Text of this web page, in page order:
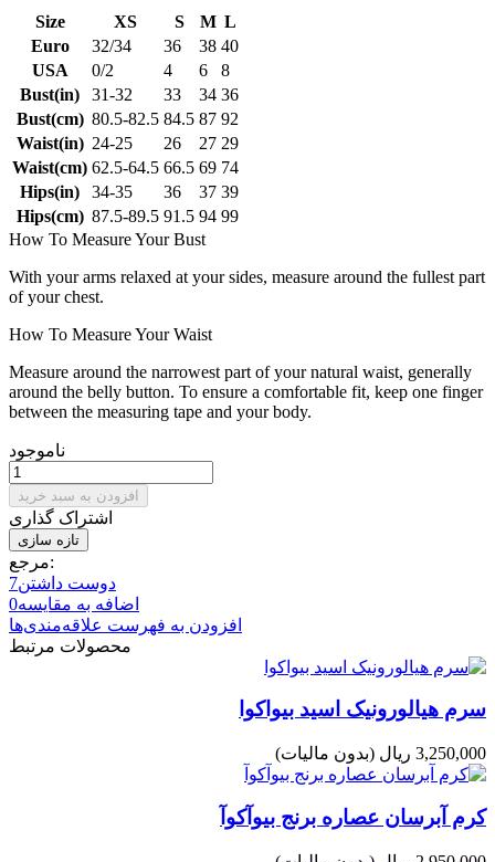
Size XS S M L
Euro
32/34 36 38 40
USA
0/2 4 6
8
Bust(in)
31-32 33 34 36
Bust(cm) 80.5-82.5 84.5 87 92
Waist(in) 24-25 26 27 29
Waist(cm) 62.5-64.5 66.5 69 74
Hips(in)
34-35 36 37 39
Hips(cm) 87.5-89.5 91.5 94 99
How To Measure Your Bust
With your arms relaxed at your sides, measure around the fullest part
of your chest.
How To Measure Your Waist
Measure around the narrowest part of your natural waist, generally
around the belly button. To ensure a comfortable fit, keep one finger
between the measuring tape and your body.
ناموجود
افزودن به سبد خرید
اشتراک گذاری
مرجع:
دوست داشتن7
اضافه به مقایسه0
افزودن به فهرست علاقه‌مندی‌ها
محصولات مرتبط
سرم هیالورونیک اسید بیواکوا
3,250,000 ریال (بدون مالیات)
کرم آبرسان عصاره برنج بیوآکوآ